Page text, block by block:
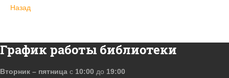
Назад
График работы библиотеки
Вторник – пятница с 10:00 до 19:00